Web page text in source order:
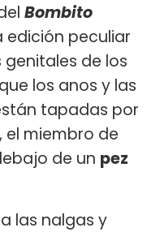
Bombito
peculiar
de los
los anos y las
tapadas por
miembro de
de un pez
las nalgas y